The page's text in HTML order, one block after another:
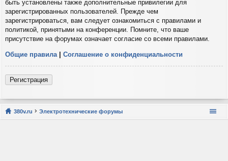
быть установлены также дополнительные привилегии для
зарегистрированных пользователей. Прежде чем
зарегистрироваться, вам следует ознакомиться с правилами и
политикой, принятыми на конференции. Помните, что ваше
присутствие на форумах означает согласие со всеми правилами.
Общие правила | Соглашение о конфиденциальности
Регистрация
380v.ru Электротехнические форумы